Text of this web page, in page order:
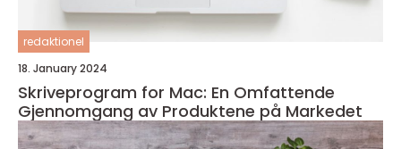
redaktionel
18. January 2024
Skriveprogram for Mac: En Omfattende
Gjennomgang av Produktene på Markedet